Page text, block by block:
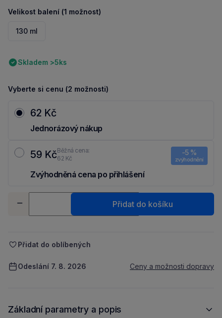
Velikost balení (1 možnost)
130 ml
Skladem >5ks
Vyberte si cenu (2 možnosti)
62 Kč
Jednorázový nákup
59 KčBěžná cena:
62 Kč
-5 %
zvýhodnění
Zvýhodněná cena po přihlášení
-
+
Přidat do košíku
Přidat do oblíbených
Odeslání 7. 8. 2026 Ceny a možnosti dopravy
Základní parametry a popis